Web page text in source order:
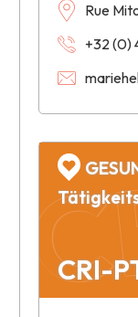
Rue
+32 (0)
CRI-